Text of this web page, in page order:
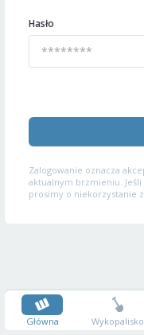
Hasło
Zalogowanie oznacza
aktualnym brzmieniu. Jeśli
prosimy o niekorzystanie
Główna Wykopalisko